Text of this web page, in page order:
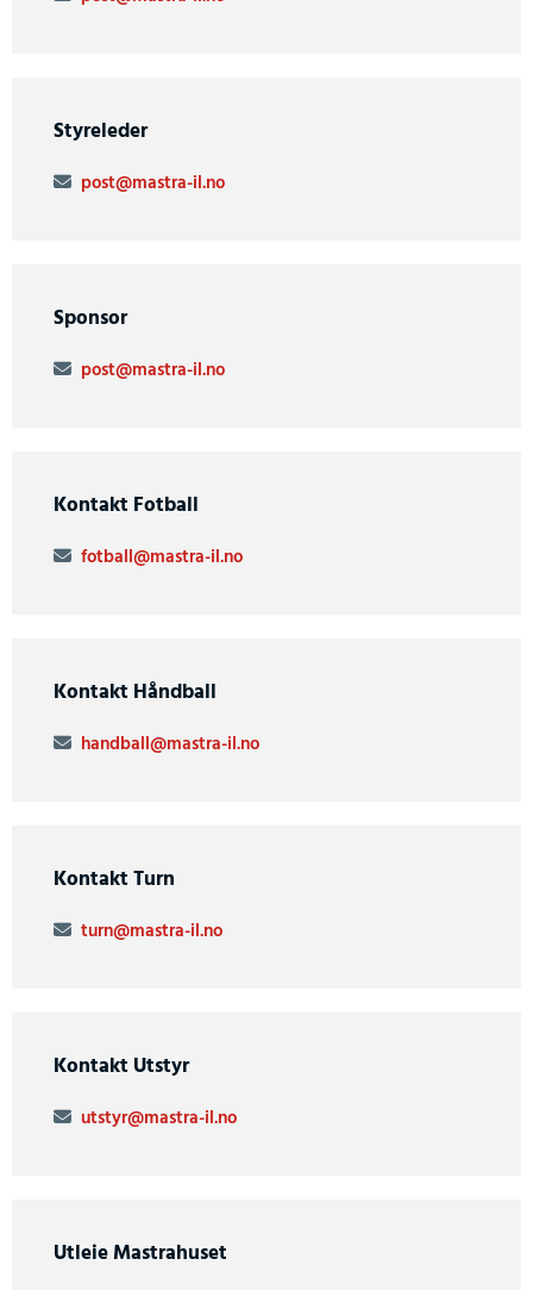
Styreleder
 post@mastra-il.no
Sponsor
 post@mastra-il.no
Kontakt Fotball
 fotball@mastra-il.no
Kontakt Håndball
 handball@mastra-il.no
Kontakt Turn
 turn@mastra-il.no
Kontakt Utstyr
 utstyr@mastra-il.no
Utleie Mastrahuset